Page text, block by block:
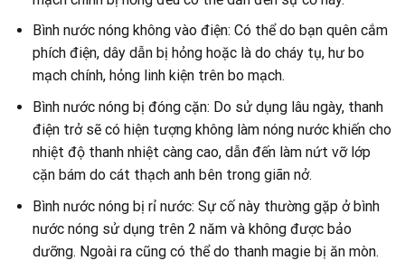
Bình nước nóng không vào điện: Có thể do bạn quên cắm
phích điện, dây dẫn bị hỏng hoặc là do cháy tụ, hư bo
mạch chính, hỏng linh kiện trên bo mạch.
Bình nước nóng bị đóng cặn: Do sử dụng lâu ngày, thanh
điện trở sẽ có hiện tượng không làm nóng nước khiến cho
nhiệt độ thanh nhiệt càng cao, dẫn đến làm nứt vỡ lớp
cặn bám do cát thạch anh bên trong giãn nở.
Bình nước nóng bị rỉ nước: Sự cố này thường gặp ở bình
nước nóng sử dụng trên 2 năm và không được bảo
dưỡng. Ngoài ra cũng có thể do thanh magie bị ăn mòn.